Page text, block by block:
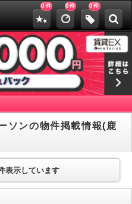
0 件 0件 0件
ソンの物件掲載情報(鹿
表示しています